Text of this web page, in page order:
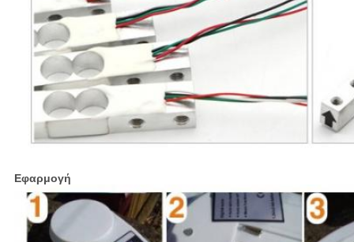
Εφαρμογή